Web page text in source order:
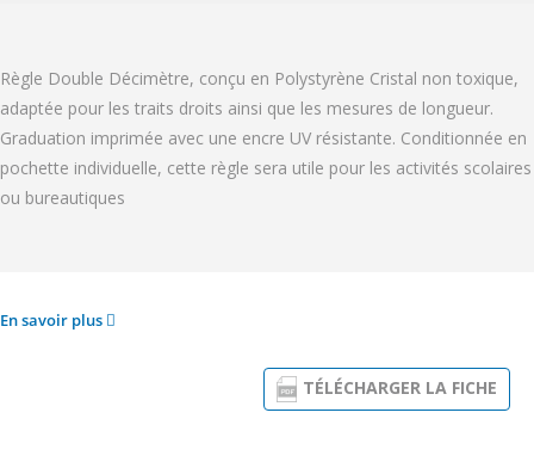
Règle Double Décimètre, conçu en Polystyrène Cristal non toxique,
adaptée pour les traits droits ainsi que les mesures de longueur.
Graduation imprimée avec une encre UV résistante. Conditionnée en
pochette individuelle, cette règle sera utile pour les activités scolaires
ou bureautiques
TÉLÉCHARGER LA FICHE
En savoir plus